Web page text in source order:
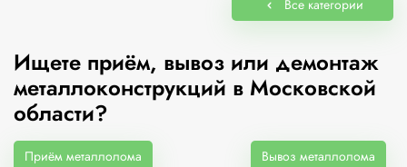
Все категории
Ищете приём, вывоз или демонтаж
металлоконструкций в Московской
области?
Приём металлолома Вывоз металлолома